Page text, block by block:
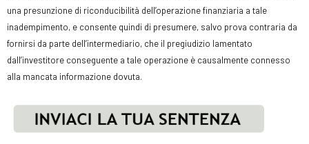
una presunzione di riconducibilità dell’operazione finanziaria a tale
inadempimento, e consente quindi di presumere, salvo prova contraria da
fornirsi da parte dell’intermediario, che il pregiudizio lamentato
dall’investitore conseguente a tale operazione è causalmente connesso
alla mancata informazione dovuta.